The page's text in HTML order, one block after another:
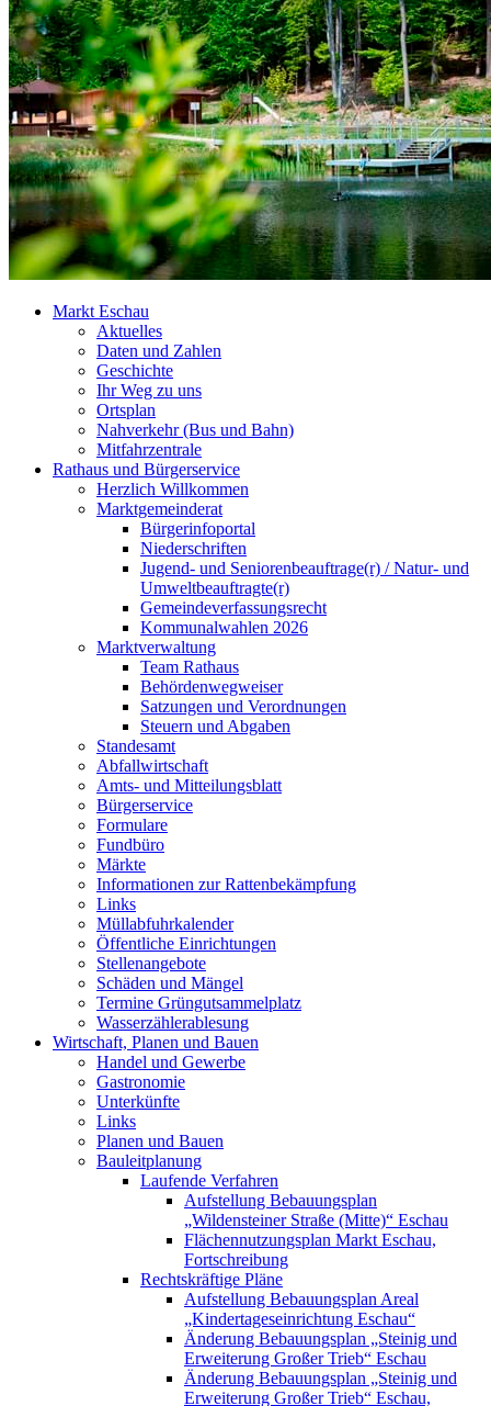
Markt Eschau
Aktuelles
Daten und Zahlen
Geschichte
Ihr Weg zu uns
Ortsplan
Nahverkehr (Bus und Bahn)
Mitfahrzentrale
Rathaus und Bürgerservice
Herzlich Willkommen
Marktgemeinderat
Bürgerinfoportal
Niederschriften
Jugend- und Seniorenbeauftrage(r) / Natur- und
Umweltbeauftragte(r)
Gemeindeverfassungsrecht
Kommunalwahlen 2026
Marktverwaltung
Team Rathaus
Behördenwegweiser
Satzungen und Verordnungen
Steuern und Abgaben
Standesamt
Abfallwirtschaft
Amts- und Mitteilungsblatt
Bürgerservice
Formulare
Fundbüro
Märkte
Informationen zur Rattenbekämpfung
Links
Müllabfuhrkalender
Öffentliche Einrichtungen
Stellenangebote
Schäden und Mängel
Termine Grüngutsammelplatz
Wasserzählerablesung
Wirtschaft, Planen und Bauen
Handel und Gewerbe
Gastronomie
Unterkünfte
Links
Planen und Bauen
Bauleitplanung
Laufende Verfahren
Aufstellung Bebauungsplan
„Wildensteiner Straße (Mitte)“ Eschau
Flächennutzungsplan Markt Eschau,
Fortschreibung
Rechtskräftige Pläne
Aufstellung Bebauungsplan Areal
„Kindertageseinrichtung Eschau“
Änderung Bebauungsplan „Steinig und
Erweiterung Großer Trieb“ Eschau
Änderung Bebauungsplan „Steinig und
Erweiterung Großer Trieb“ Eschau,